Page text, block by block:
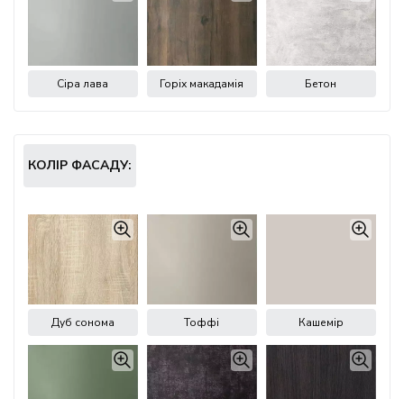
Сіра лава Горіх макадамія Бетон
КОЛІР ФАСАДУ:
Дуб сонома Тоффі Кашемір